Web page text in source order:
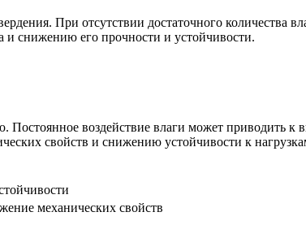
При отсутствии достаточного количества
и снижению его прочности и устойчивости.
воздействие влаги может приводить
свойств и снижению устойчивости к
механических свойств